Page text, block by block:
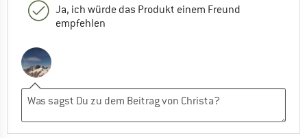
Ja, ich würde das Produkt einem Freund
empfehlen